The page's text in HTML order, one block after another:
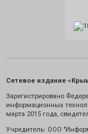
Сетевое издание
Зарегистрировано
информационных
марта 2015 года,
Учредитель: ООО